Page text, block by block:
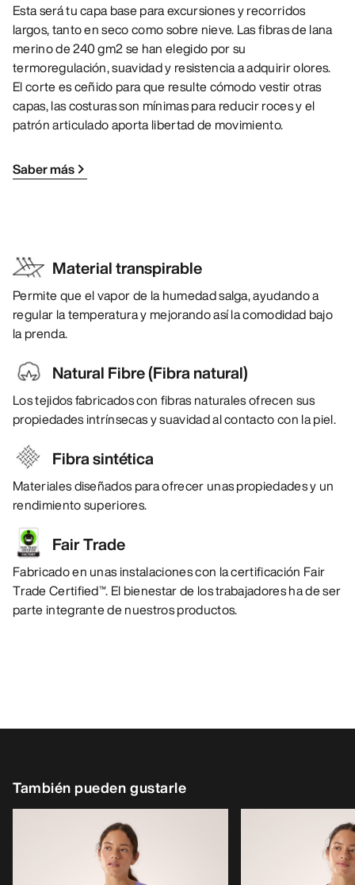
Esta será tu capa base para excursiones y recorridos
largos, tanto en seco como sobre nieve. Las fibras de lana
merino de 240 gm2 se han elegido por su
termoregulación, suavidad y resistencia a adquirir olores.
El corte es ceñido para que resulte cómodo vestir otras
capas, las costuras son mínimas para reducir roces y el
patrón articulado aporta libertad de movimiento.
Saber más
Material transpirable
Permite que el vapor de la humedad salga, ayudando a
regular la temperatura y mejorando así la comodidad bajo
la prenda.
Natural Fibre (Fibra natural)
Los tejidos fabricados con fibras naturales ofrecen sus
propiedades intrínsecas y suavidad al contacto con la piel.
Fibra sintética
Materiales diseñados para ofrecer unas propiedades y un
rendimiento superiores.
Fair Trade
Fabricado en unas instalaciones con la certificación Fair
Trade Certified™. El bienestar de los trabajadores ha de ser
parte integrante de nuestros productos.
También pueden gustarle